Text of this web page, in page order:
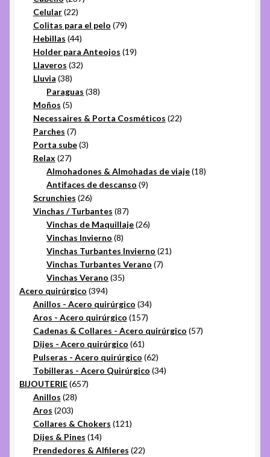
Celular 2222
productos
Colitas para el pelo 7979
Hebillas 4444
productos
Holder para Anteojos 1919
Llaveros 3232
Lluvia 3838
productos
Paraguas 3838
Moños 55
productos
Necessaires & Porta Cosméticos 2222
Parches 77
productos
Porta sube 33
Relax 2727
productos
Almohadones & Almohadas de viaje 1818
Antifaces de descanso 99
Scrunchies 2626
productos
Vinchas / Turbantes 8787
productos
Vinchas de Maquillaje 2626
Vinchas Invierno 88
productos
Vinchas Turbantes Invierno 2121
Vinchas Turbantes Verano 77
Vinchas Verano 3535
Acero quirúrgico 394394
productos
Anillos - Acero quirúrgico 3434
Aros - Acero quirúrgico 157157
productos
Cadenas & Collares - Acero quirúrgico 5757
Dijes - Acero quirúrgico 6161
productos
Pulseras - Acero quirúrgico 6262
productos
Tobilleras - Acero Quirúrgico 3434
BIJOUTERIE 657657
Anillos 2828
Aros 203203
productos
Collares & Chokers 121121
Dijes & Pines 1414
productos
Prendedores & Alfileres 2222